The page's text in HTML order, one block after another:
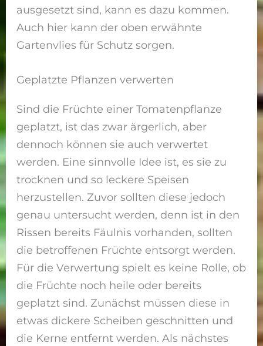
ausgesetzt sind, kann es dazu kommen.
Auch hier kann der oben erwähnte
Gartenvlies für Schutz sorgen.
Geplatzte Pflanzen verwerten
Sind die Früchte einer Tomatenpflanze
geplatzt, ist das zwar ärgerlich, aber
dennoch können sie auch verwertet
werden. Eine sinnvolle Idee ist, es sie zu
trocknen und so leckere Speisen
herzustellen. Zuvor sollten diese jedoch
genau untersucht werden, denn ist in den
Rissen bereits Fäulnis vorhanden, sollten
die betroffenen Früchte entsorgt werden.
Für die Verwertung spielt es keine Rolle, ob
die Früchte noch heile oder bereits
geplatzt sind. Zunächst müssen diese in
etwas dickere Scheiben geschnitten und
die Kerne entfernt werden. Als nächstes